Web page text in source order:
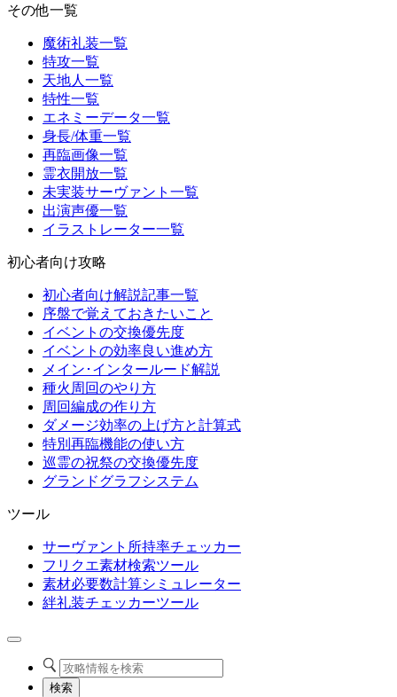
その他一覧
魔術礼装一覧
特攻一覧
天地人一覧
特性一覧
エネミーデータ一覧
身長/体重一覧
再臨画像一覧
霊衣開放一覧
未実装サーヴァント一覧
出演声優一覧
イラストレーター一覧
初心者向け攻略
初心者向け解説記事一覧
序盤で覚えておきたいこと
イベントの交換優先度
イベントの効率良い進め方
メイン･インタールード解説
種火周回のやり方
周回編成の作り方
ダメージ効率の上げ方と計算式
特別再臨機能の使い方
巡霊の祝祭の交換優先度
グランドグラフシステム
ツール
サーヴァント所持率チェッカー
フリクエ素材検索ツール
素材必要数計算シミュレーター
絆礼装チェッカーツール
検索